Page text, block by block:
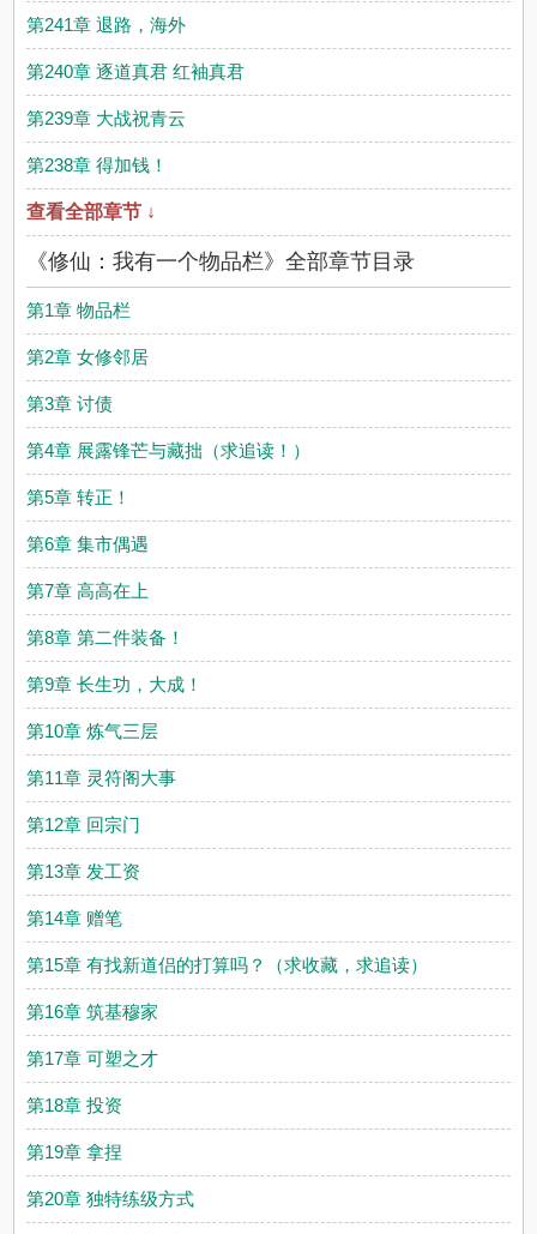
第241章 退路，海外
第240章 逐道真君 红袖真君
第239章 大战祝青云
第238章 得加钱！
查看全部章节 ↓
《修仙：我有一个物品栏》全部章节目录
第1章 物品栏
第2章 女修邻居
第3章 讨债
第4章 展露锋芒与藏拙（求追读！）
第5章 转正！
第6章 集市偶遇
第7章 高高在上
第8章 第二件装备！
第9章 长生功，大成！
第10章 炼气三层
第11章 灵符阁大事
第12章 回宗门
第13章 发工资
第14章 赠笔
第15章 有找新道侣的打算吗？（求收藏，求追读）
第16章 筑基穆家
第17章 可塑之才
第18章 投资
第19章 拿捏
第20章 独特练级方式